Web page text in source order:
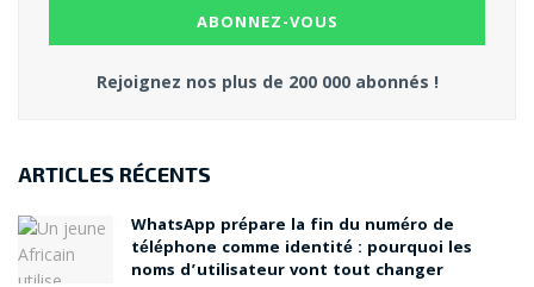
Rejoignez nos plus de 200 000 abonnés !
ARTICLES RÉCENTS
WhatsApp prépare la fin du numéro de
téléphone comme identité : pourquoi les
noms d’utilisateur vont tout changer